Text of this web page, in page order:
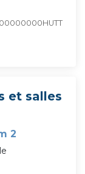
et salles
2